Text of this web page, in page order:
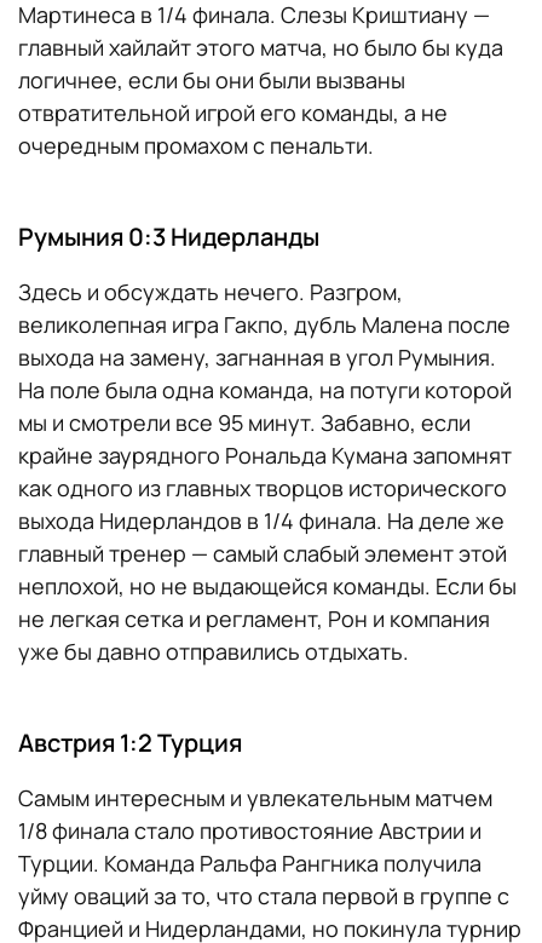
Мартинеса в 1/4 финала. Слезы Криштиану —
главный хайлайт этого матча, но было бы куда
логичнее, если бы они были вызваны
отвратительной игрой его команды, а не
очередным промахом с пенальти.
Румыния 0:3 Нидерланды
Здесь и обсуждать нечего. Разгром,
великолепная игра Гакпо, дубль Малена после
выхода на замену, загнанная в угол Румыния.
На поле была одна команда, на потуги которой
мы и смотрели все 95 минут. Забавно, если
крайне заурядного Рональда Кумана запомнят
как одного из главных творцов исторического
выхода Нидерландов в 1/4 финала. На деле же
главный тренер — самый слабый элемент этой
неплохой, но не выдающейся команды. Если бы
не легкая сетка и регламент, Рон и компания
уже бы давно отправились отдыхать.
Австрия 1:2 Турция
Самым интересным и увлекательным матчем
1/8 финала стало противостояние Австрии и
Турции. Команда Ральфа Рангника получила
уйму оваций за то, что стала первой в группе с
Францией и Нидерландами, но покинула турнир